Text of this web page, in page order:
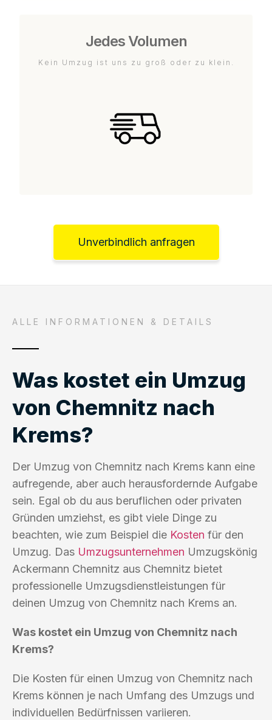
Jedes Volumen
Kein Umzug ist uns zu groß oder zu klein.
Unverbindlich anfragen
ALLE INFORMATIONEN & DETAILS
Was kostet ein Umzug
von Chemnitz nach
Krems?
Der Umzug von Chemnitz nach Krems kann eine
aufregende, aber auch herausfordernde Aufgabe
sein. Egal ob du aus beruflichen oder privaten
Gründen umziehst, es gibt viele Dinge zu
beachten, wie zum Beispiel die Kosten für den
Umzug. Das Umzugsunternehmen Umzugskönig
Ackermann Chemnitz aus Chemnitz bietet
professionelle Umzugsdienstleistungen für
deinen Umzug von Chemnitz nach Krems an.
Was kostet ein Umzug von Chemnitz nach
Krems?
Die Kosten für einen Umzug von Chemnitz nach
Krems können je nach Umfang des Umzugs und
individuellen Bedürfnissen variieren.